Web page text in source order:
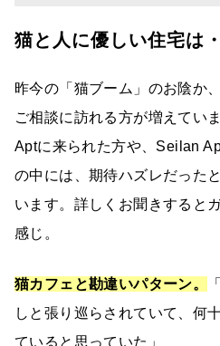
猫と人に優しい住宅は
昨今の「猫ブーム」のお陰か
ご相談に訪れる方が増えてい
Aptに来られた方や、Seilan
の中には、期待ハズレだった
います。詳しくお聞きすると
感じ。
猫カフェと勘違いパターン。
しと張り巡らされていて、何
ていると思っていた」